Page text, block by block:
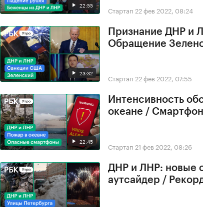
22:55 Стартап 22 фев 2022, 08:24
23:32
Признание ДНР и
Обращение
Стартап 22 фев 2022, 07:55
22:45
Интенсивность
океане /
Стартап 21 фев 2022, 08:26
ДНР и ЛНР: новые
аутсайдер /